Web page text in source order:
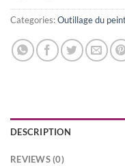
Categories:Outillage du
DESCRIPTION
REVIEWS (0)